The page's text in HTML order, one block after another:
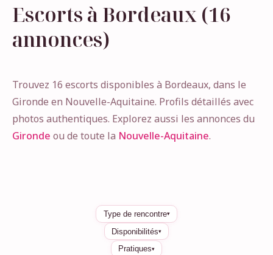
Escorts à Bordeaux (16
annonces)
Trouvez 16 escorts disponibles à Bordeaux, dans le
Gironde en Nouvelle-Aquitaine. Profils détaillés avec
photos authentiques. Explorez aussi les annonces du
Gironde ou de toute la Nouvelle-Aquitaine.
Type de rencontre▾
Disponibilités▾
Pratiques▾